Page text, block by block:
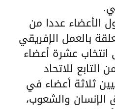
الأعضاء عددا من
بالعمل الإفريقي
انتخاب عشرة أعضاء
للاتحاد
ثلاثة أعضاء في
الإنسان والشعوب،